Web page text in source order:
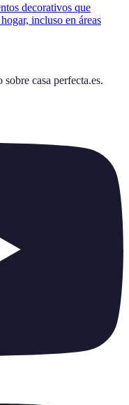
decorativos que
incluso en áreas
sobre casa perfecta.es.